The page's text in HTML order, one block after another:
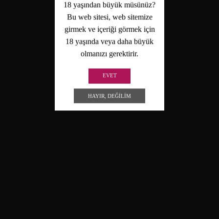
18 yaşından büyük müsünüz?
Bu web sitesi, web sitemize
girmek ve içeriği görmek için
18 yaşında veya daha büyük
olmanızı gerektirir.
EVET
HAYIR, DEĞILIM